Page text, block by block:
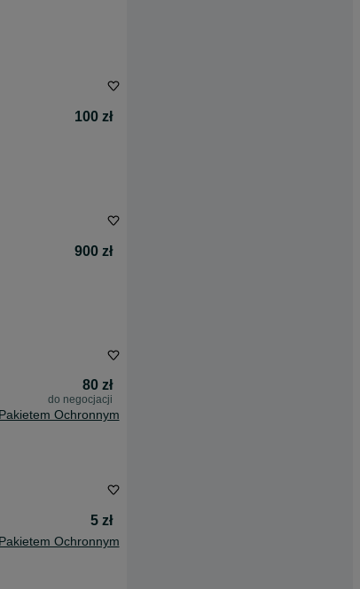
100 zł
900 zł
80 zł
do negocjacji
Ochronnym
5 zł
Ochronnym